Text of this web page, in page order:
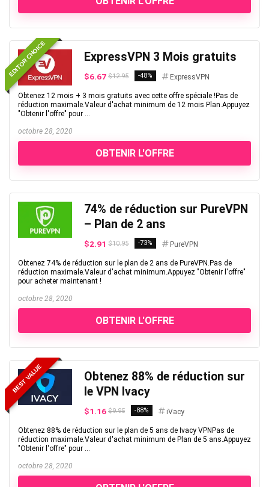
EDITOR CHOICE ExpressVPN 3 Mois gratuits
$6.67 $12.95 -48% ExpressVPN
Obtenez 12 mois + 3 mois gratuits avec cette offre spéciale !Pas de
réduction maximale.Valeur d'achat minimum de 12 mois Plan.Appuyez
"Obtenir l'offre" pour ...
octobre 28, 2020
OBTENIR L'OFFRE
74% de réduction sur PureVPN
– Plan de 2 ans
$2.91 $10.95 -73% PureVPN
Obtenez 74% de réduction sur le plan de 2 ans de PureVPN.Pas de
réduction maximale.Valeur d'achat minimum.Appuyez "Obtenir l'offre"
pour acheter maintenant !
octobre 28, 2020
OBTENIR L'OFFRE
BEST VALUE
Obtenez 88% de réduction sur
le VPN Ivacy
$1.16 $9.95 -88% iVacy
Obtenez 88% de réduction sur le plan de 5 ans de Ivacy VPNPas de
réduction maximale.Valeur d'achat minimum de Plan de 5 ans.Appuyez
"Obtenir l'offre" pour ...
octobre 28, 2020